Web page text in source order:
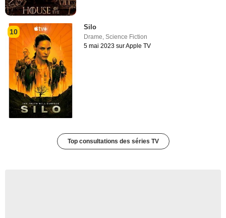
10
Silo
Drame,Science Fiction
5 mai 2023 sur Apple TV
Top consultations des séries TV